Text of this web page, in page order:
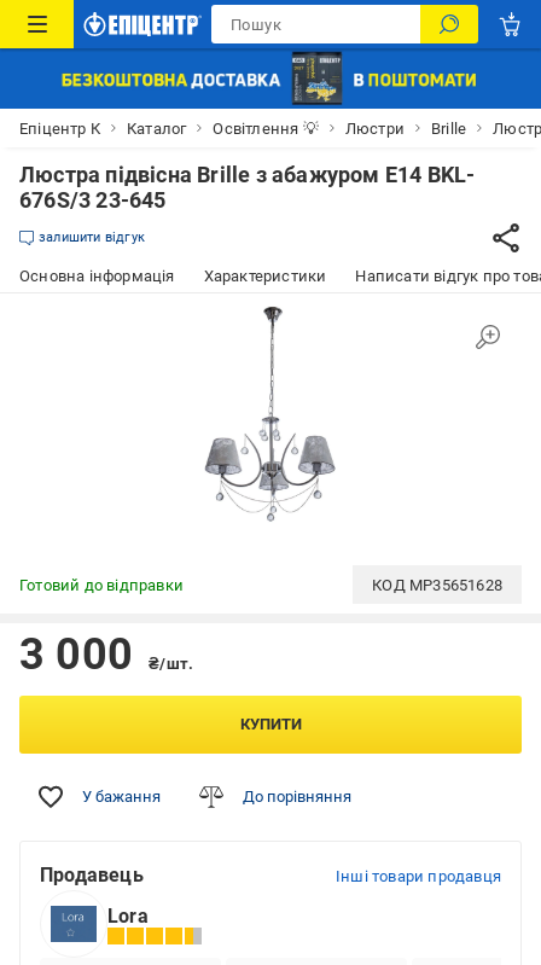
Епіцентр К Каталог Освітлення 💡 Люстри Brille
Люстра підвісна Brille з абажуром E14 BKL-
676S/3 23-645
залишити відгук
Основна інформація Характеристики Написати відгук про
Готовий до відправки КОД MP35651628
3 000 ₴/шт.
КУПИТИ
У бажання До порівняння
Продавець Інші товари продавця
Lora